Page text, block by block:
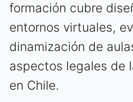
formación cubre
entornos virtuales,
dinamización de
aspectos legales de
en Chile.